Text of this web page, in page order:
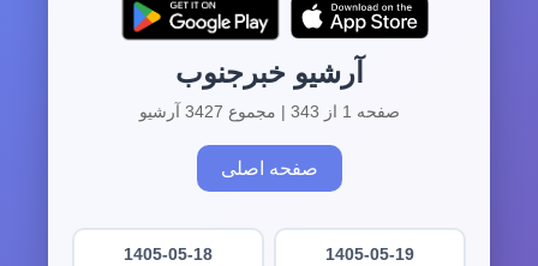
آرشیو خبرجنوب
صفحه 1 از 343 | مجموع 3427 آرشیو
صفحه اصلی
1405-05-19
1405-05-18